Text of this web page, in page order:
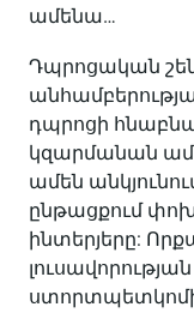
ամենա…
Դպրոցական
դպրոցի
կզարմանան
ամեն
ընթացքում
ինտերյերը:
ստորտպետկոմի